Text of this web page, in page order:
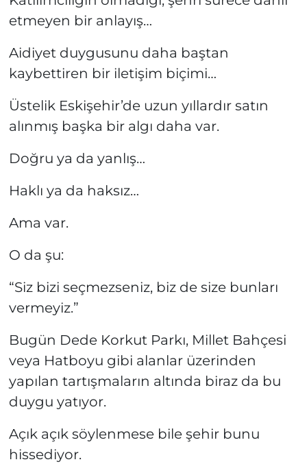
etmeyen bir anlayış…
Aidiyet duygusunu daha baştan
kaybettiren bir iletişim biçimi…
Üstelik Eskişehir’de uzun yıllardır satın
alınmış başka bir algı daha var.
Doğru ya da yanlış…
Haklı ya da haksız…
Ama var.
O da şu:
“Siz bizi seçmezseniz, biz de size bunları
vermeyiz.”
Bugün Dede Korkut Parkı, Millet Bahçesi
veya Hatboyu gibi alanlar üzerinden
yapılan tartışmaların altında biraz da bu
duygu yatıyor.
Açık açık söylenmese bile şehir bunu
hissediyor.